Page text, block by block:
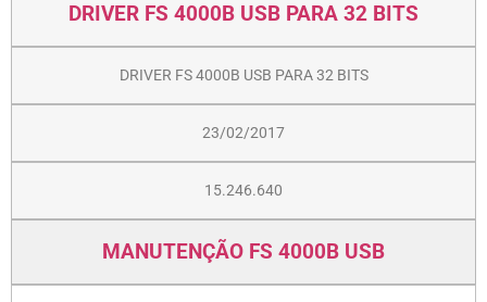
DRIVER FS 4000B USB PARA 32 BITS
DRIVER FS 4000B USB PARA 32 BITS
23/02/2017
15.246.640
MANUTENÇÃO FS 4000B USB